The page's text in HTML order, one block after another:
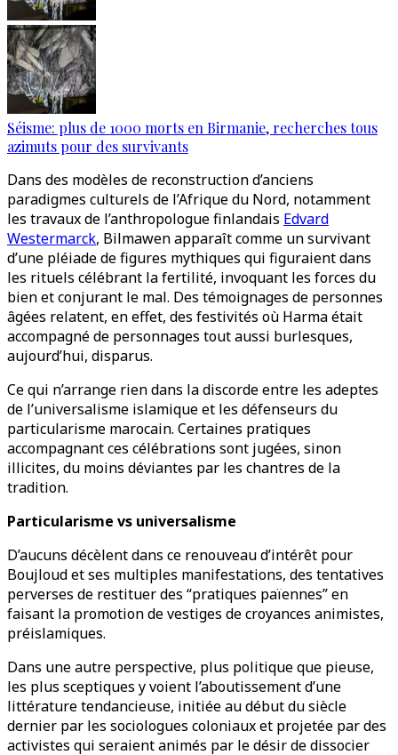
Séisme: plus de 1000 morts en Birmanie, recherches tous
azimuts pour des survivants
Dans des modèles de reconstruction d’anciens
paradigmes culturels de l’Afrique du Nord, notamment
les travaux de l’anthropologue finlandais Edvard
Westermarck, Bilmawen apparaît comme un survivant
d’une pléiade de figures mythiques qui figuraient dans
les rituels célébrant la fertilité, invoquant les forces du
bien et conjurant le mal. Des témoignages de personnes
âgées relatent, en effet, des festivités où Harma était
accompagné de personnages tout aussi burlesques,
aujourd’hui, disparus.
Ce qui n’arrange rien dans la discorde entre les adeptes
de l’universalisme islamique et les défenseurs du
particularisme marocain. Certaines pratiques
accompagnant ces célébrations sont jugées, sinon
illicites, du moins déviantes par les chantres de la
tradition.
Particularisme vs universalisme
D’aucuns décèlent dans ce renouveau d’intérêt pour
Boujloud et ses multiples manifestations, des tentatives
perverses de restituer des “pratiques païennes” en
faisant la promotion de vestiges de croyances animistes,
préislamiques.
Dans une autre perspective, plus politique que pieuse,
les plus sceptiques y voient l’aboutissement d’une
littérature tendancieuse, initiée au début du siècle
dernier par les sociologues coloniaux et projetée par des
activistes qui seraient animés par le désir de dissocier